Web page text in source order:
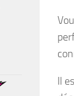
Il